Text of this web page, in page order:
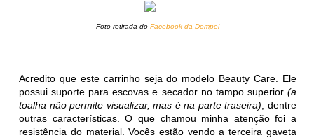
Foto retirada do Facebook da Dompel
Acredito que este carrinho seja do modelo Beauty Care. Ele
possui suporte para escovas e secador no tampo superior (a
toalha não permite visualizar, mas é na parte traseira) , dentre
outras características. O que chamou minha atenção foi a
resistência do material. Vocês estão vendo a terceira gaveta